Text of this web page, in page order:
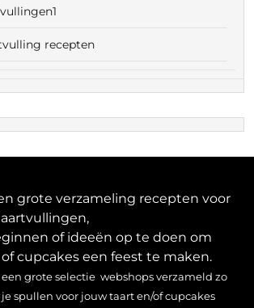
recepten
grote verzameling recepten voor
of ideeën op te doen om
cupcakes een feest te maken.
grote selectie webshops verzameld zo
spullen voor jouw taart en/of cupcakes